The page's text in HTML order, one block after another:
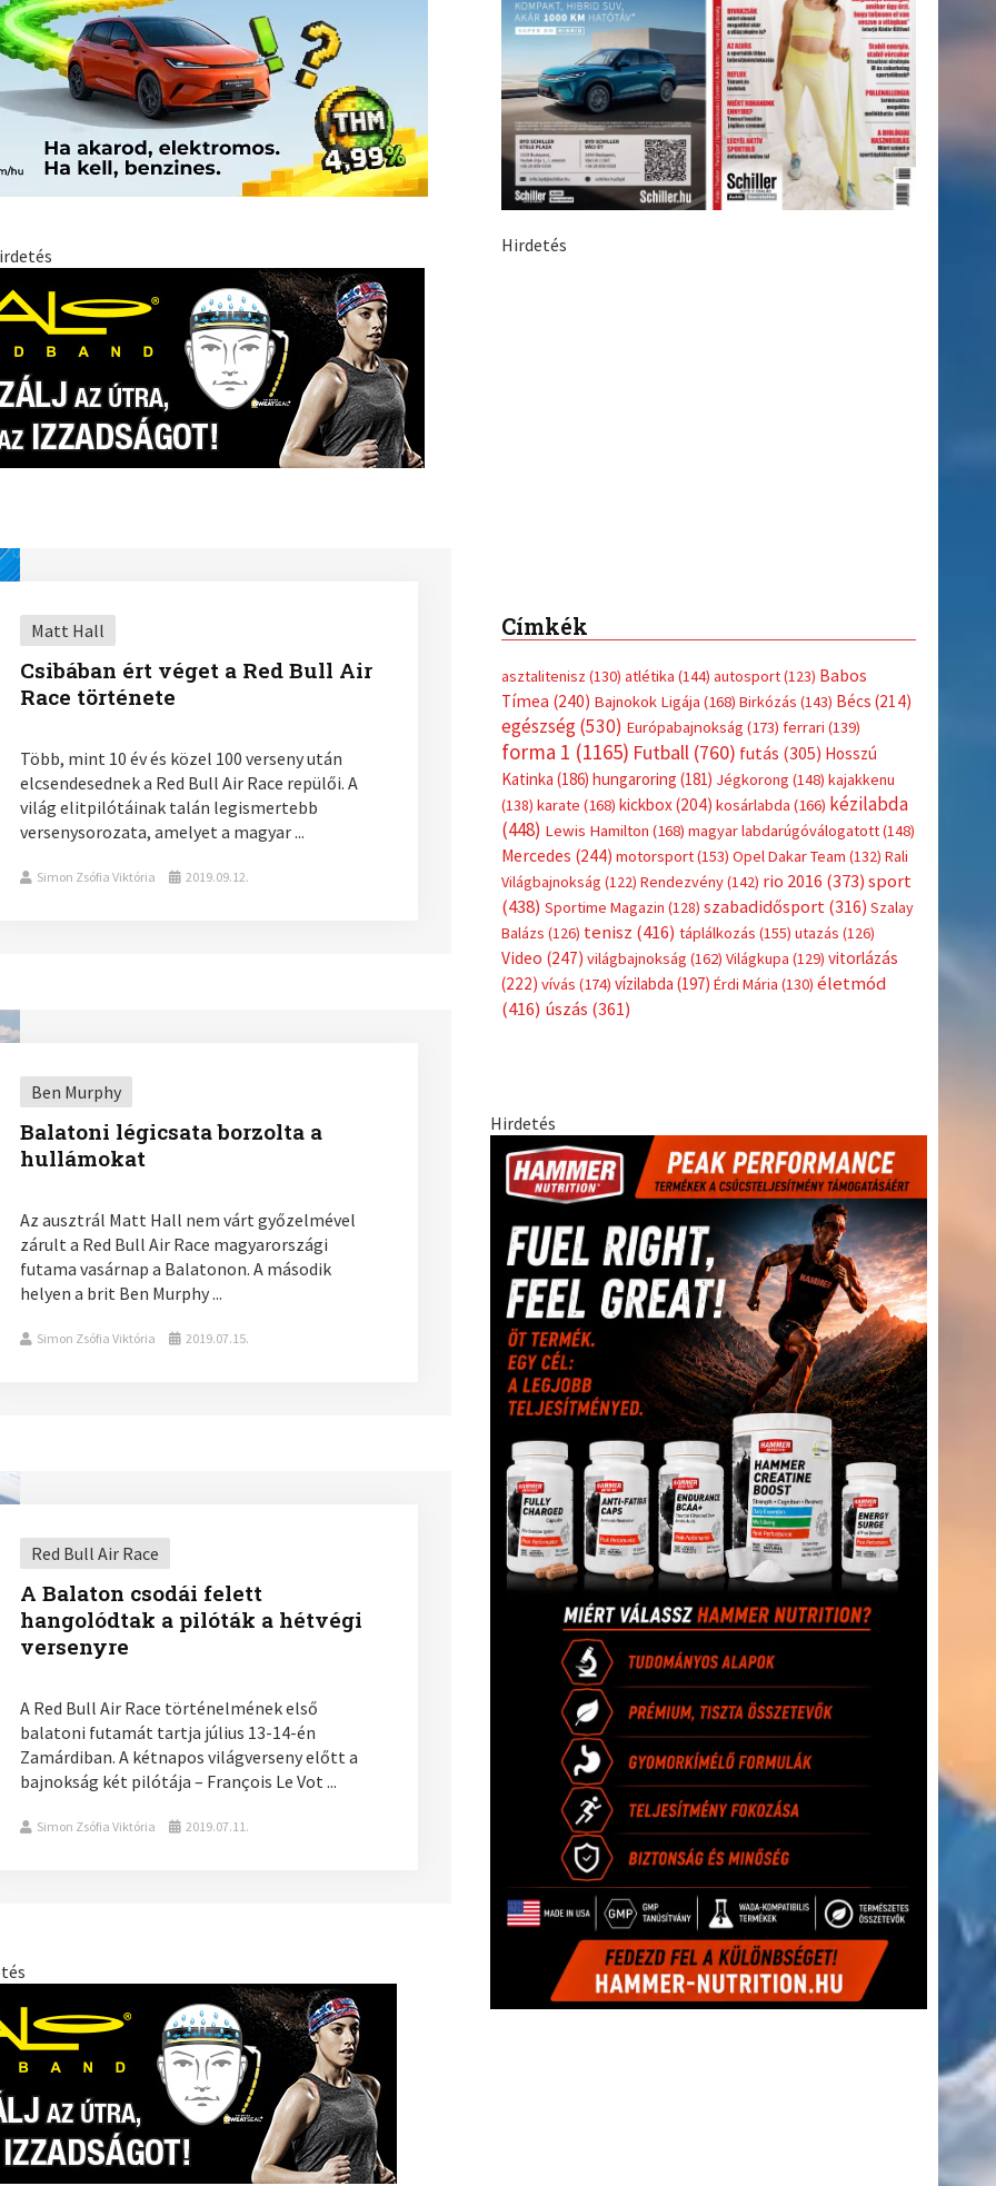
Matt Hall
Csibában ért véget a Red Bull Air
Race története
Több, mint 10 év és közel 100 verseny után
elcsendesednek a Red Bull Air Race repülői. A
világ elitpilótáinak talán legismertebb
versenysorozata, amelyet a magyar ...
Simon Zsófia Viktória 2019.09.12.
Ben Murphy
Balatoni légicsata borzolta a
hullámokat
Az ausztrál Matt Hall nem várt győzelmével
zárult a Red Bull Air Race magyarországi
futama vasárnap a Balatonon. A második
helyen a brit Ben Murphy ...
Simon Zsófia Viktória 2019.07.15.
Red Bull Air Race
A Balaton csodái felett
hangolódtak a pilóták a hétvégi
versenyre
A Red Bull Air Race történelmének első
balatoni futamát tartja július 13-14-én
Zamárdiban. A kétnapos világverseny előtt a
bajnokság két pilótája – François Le Vot ...
Simon Zsófia Viktória 2019.07.11.
Hirdetés
Címkék
asztalitenisz(130) atlétika(144)autosport(123)Babos
Tímea(240)Bajnokok Ligája(168)Birkózás(143)Bécs(214)
(173)ferrari(139)
forma 1(1165) Futball(760)futás(305)Hosszú
Katinka(186) hungaroring(181)Jégkorong(148)kajakkenu
(138)karate (168)kickbox(204)kosárlabda(166)kézilabda
(448) Lewis Hamilton(168)magyar labdarúgóválogatott(148)
Mercedes(244) motorsport(153)Opel Dakar Team(132)Rali
Világbajnokság
Rendezvény(142)rio 2016(373)sport
(438)Sportime Magazin(128) szabadidősport(316)Szalay
Balázs(126)tenisz(416) táplálkozás utazás(126)
Video(247) világbajnokság(162) Világkupa(129)vitorlázás
(222)
vívás (174) vízilabda(197)Érdi Mária(130)
életmód
(416)úszás(361)